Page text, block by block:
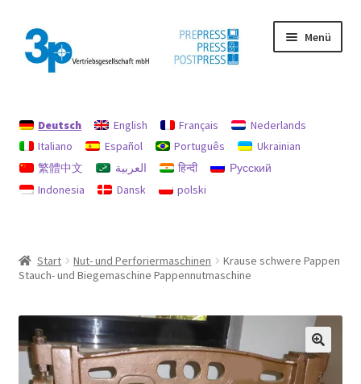
Zur
Navigation
springen
Zum
Inhalt
springen
Menü
Datenschutz
Gebrauchtmaschinen
Deutsch English Français
Nederlands
Italiano
Español Português
Ukrainian
繁體中文
العربية हिन्दी
Русский
Indonesia
Dansk polski
Start Nut- und Perforiermaschinen
Krause schwere Pappen
Stauch- und Biegemaschine Pappennutmaschine